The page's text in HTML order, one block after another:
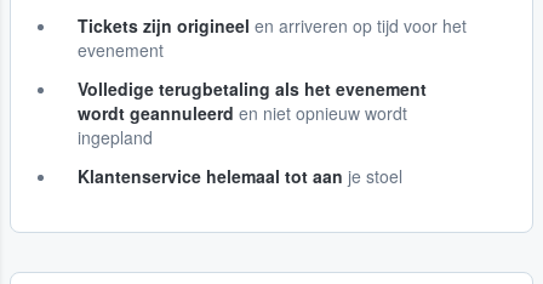
Tickets zijn origineel en arriveren op tijd voor het
evenement
Volledige terugbetaling als het evenement
wordt geannuleerd en niet opnieuw wordt
ingepland
Klantenservice helemaal tot aan je stoel